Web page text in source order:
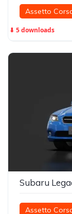
Assetto
⬇ 5 downloads
Subaru
Assetto